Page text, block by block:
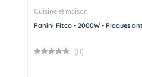
Cuisine et maison
Panini Fitco - 2000W - Plaques
(0)